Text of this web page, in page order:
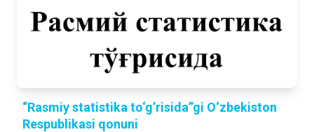
“Rasmiy statistika to‘g’risida”gi O‘zbekiston
Respublikasi qonuni